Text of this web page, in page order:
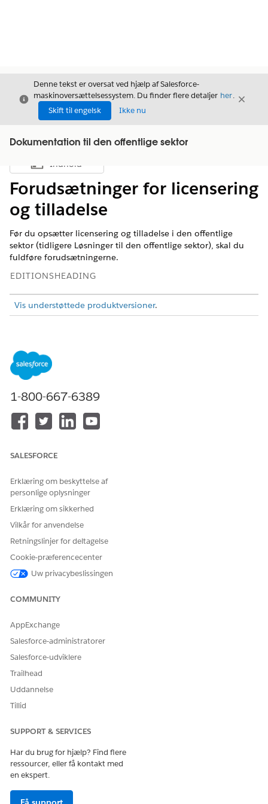
Luk
Denne tekst er oversat ved hjælp af Salesforce-
maskinoversættelsessystem. Du finder flere detaljer her.
Skift til engelsk
Ikke nu
Luk
Dokumentation til den offentlige sektor
Vis indholdsfortegnelse
Indhold
Forudsætninger for licensering
og tilladelse
Før du opsætter licensering og tilladelse i den offentlige
sektor (tidligere Løsninger til den offentlige sektor), skal du
fuldføre forudsætningerne.
EDITIONSHEADING
Vis understøttede produktversioner.
licensuddannelseskrav og gebyrer for regulerende
transaktioner.
til licensering og tilladelse. Eksempel:
Aktiver, Tilknyttede placeringer, Forretningslicenser,
applikationslayouts skal du tilføje de relaterede lister
Godkendelsesanmodningssted, Regulerende
transaktionsgebyrer og Besøg.
Føj den relaterede liste Forretningsregulerende
autorisationstyper til forretningstypen og layouts for
BEMÆRK
bestemt relateret liste.
Giv administratorer og brugere, der konfigurerer
reguleringsgodkendelser og uddannelseskrav, og som
udsteder licenser og tilladelser, adgang til de objekter, de
tilladelsessættet Offentlig sektoradgang.
Når du har fuldført disse opgaver, skal du konfigurere
regulerende transaktionsgebyrer.
1-800-667-6389
SALESFORCE
Erklæring om beskyttelse af
personlige oplysninger
Erklæring om sikkerhed
Vilkår for anvendelse
Retningslinjer for deltagelse
Cookie-præferencecenter
Uw privacybeslissingen
COMMUNITY
AppExchange
Salesforce-administratorer
Salesforce-udviklere
Trailhead
Uddannelse
Tillid
SUPPORT & SERVICES
Har du brug for hjælp? Find flere
ressourcer, eller få kontakt med
en ekspert.